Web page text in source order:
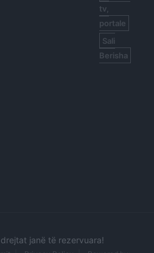
tv,
portale
Sali
Berisha
janë të rezervuara!